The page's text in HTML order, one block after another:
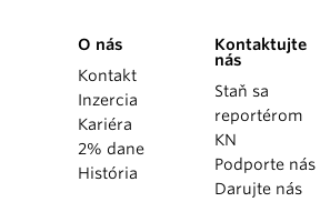
O nás
Kontakt
Inzercia
Kariéra
2% dane
História
Kontaktujte
nás
Staň sa
reportérom
KN
Podporte nás
Darujte nás